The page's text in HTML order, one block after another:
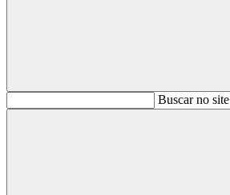
BuscarBuscar no site